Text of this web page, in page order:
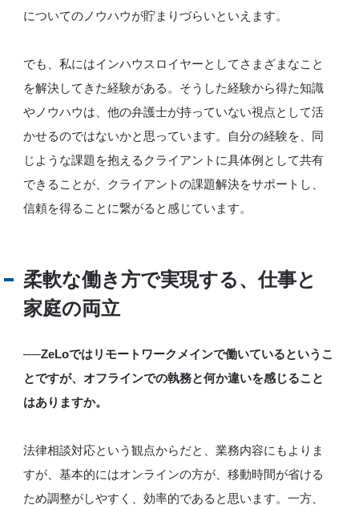
についてのノウハウが貯まりづらいといえます。
でも、私にはインハウスロイヤーとしてさまざまなこと
を解決してきた経験がある。そうした経験から得た知識
やノウハウは、他の弁護士が持っていない視点として活
かせるのではないかと思っています。自分の経験を、同
じような課題を抱えるクライアントに具体例として共有
できることが、クライアントの課題解決をサポートし、
信頼を得ることに繋がると感じています。
柔軟な働き方で実現する、仕事と
家庭の両立
──ZeLoではリモートワークメインで働いているというこ
とですが、オフラインでの執務と何か違いを感じること
はありますか。
法律相談対応という観点からだと、業務内容にもよりま
すが、基本的にはオンラインの方が、移動時間が省ける
ため調整がしやすく、効率的であると思います。一方、